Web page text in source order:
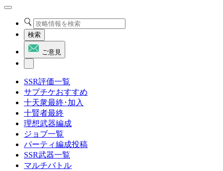
検索
ご意見
SSR評価一覧
サプチケおすすめ
十天衆最終･加入
十賢者最終
理想武器編成
ジョブ一覧
パーティ編成投稿
SSR武器一覧
マルチバトル